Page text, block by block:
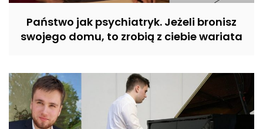
Państwo jak psychiatryk. Jeżeli bronisz
swojego domu, to zrobią z ciebie wariata